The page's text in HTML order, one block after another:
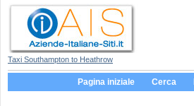
Taxi Southampton to Heathrow
Pagina iniziale Cerca